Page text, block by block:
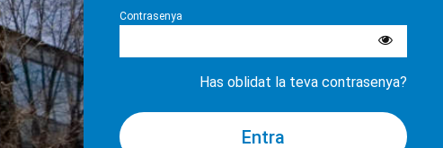
Contrasenya
Has oblidat la teva contrasenya?